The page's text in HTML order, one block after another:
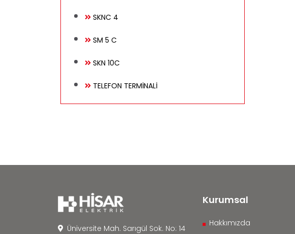
SKNC 4
SM 5 C
SKN 10C
TELEFON TERMİNALİ
Üniversite Mah. Sarıgül Sok. No: 14
Kurumsal
Hakkımızda